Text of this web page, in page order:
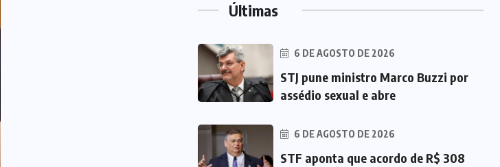
Últimas
6 DE AGOSTO DE 2026
STJ pune ministro Marco Buzzi por
assédio sexual e abre
6 DE AGOSTO DE 2026
STF aponta que acordo de R$ 308